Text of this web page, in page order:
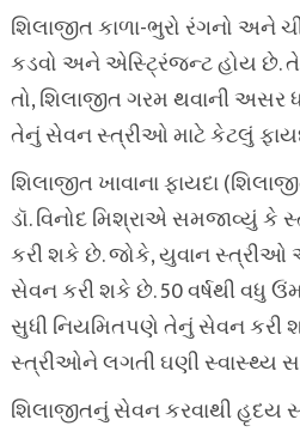
શિલાજીત કાળા-ભુરો રંગનો અને
કડવો અને એસ્ટ્રિંજન્ટ હોય છે.
તો, શિલાજીત ગરમ થવાની અસર
તેનું સેવન સ્ત્રીઓ માટે કેટલું
શિલાજીત ખાવાના ફાયદા
ડૉ. વિનોદ મિશ્રાએ સમજાવ્યું
કરી શકે છે. જોકે, યુવાન સ્ત્રીઓ
સેવન કરી શકે છે. 50 વર્ષથી વધુ
સુધી નિયમિતપણે તેનું સેવન કરી
સ્ત્રીઓને લગતી ઘણી સ્વાસ્થ્ય
શિલાજીતનું સેવન કરવાથી હૃદય